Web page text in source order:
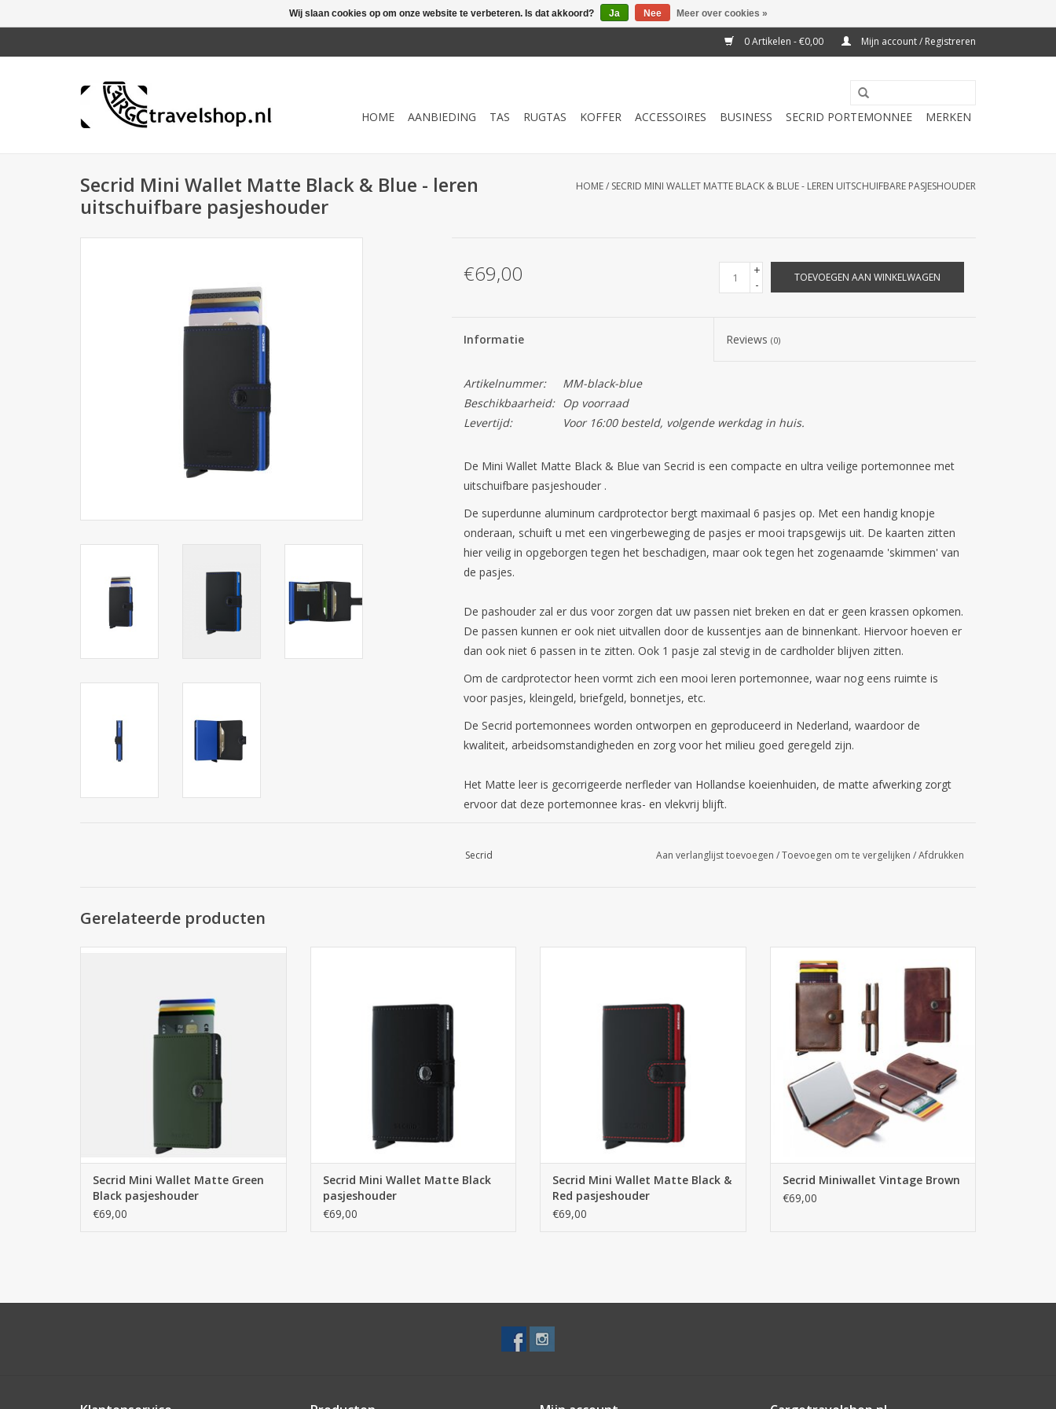
0 Artikelen - €0,00 Mijn account / Registreren
HOME AANBIEDING TAS RUGTAS KOFFER ACCESSOIRES BUSINESS SECRID PORTEMONNEE MERKEN
Secrid Mini Wallet Matte Black & Blue - leren
uitschuifbare pasjeshouder
HOME/ SECRID MINI WALLET MATTE BLACK & BLUE - LEREN UITSCHUIFBARE PASJESHOUDER
€69,00
+
-
TOEVOEGEN AAN WINKELWAGEN
Informatie Reviews(0)
Artikelnummer:
MM-black-blue
Beschikbaarheid:
Op voorraad
Levertijd:
Voor 16:00 besteld, volgende werkdag in huis.
De Mini Wallet Matte Black & Blue van Secrid is een compacte en ultra veilige portemonnee met
uitschuifbare pasjeshouder .
De superdunne aluminum cardprotector bergt maximaal 6 pasjes op. Met een handig knopje
onderaan, schuift u met een vingerbeweging de pasjes er mooi trapsgewijs uit. De kaarten zitten
hier veilig in opgeborgen tegen het beschadigen, maar ook tegen het zogenaamde 'skimmen' van
de pasjes.
De pashouder zal er dus voor zorgen dat uw passen niet breken en dat er geen krassen opkomen.
De passen kunnen er ook niet uitvallen door de kussentjes aan de binnenkant. Hiervoor hoeven er
dan ook niet 6 passen in te zitten. Ook 1 pasje zal stevig in de cardholder blijven zitten.
Om de cardprotector heen vormt zich een mooi leren portemonnee, waar nog eens ruimte is
voor pasjes, kleingeld, briefgeld, bonnetjes, etc.
De Secrid portemonnees worden ontworpen en geproduceerd in Nederland, waardoor de
kwaliteit, arbeidsomstandigheden en zorg voor het milieu goed geregeld zijn.
Het Matte leer is gecorrigeerde nerfleder van Hollandse koeienhuiden, de matte afwerking zorgt
ervoor dat deze portemonnee kras- en vlekvrij blijft.
Afmetingen: 10.2 x 6.5 x 2.1 cm
Secrid Aan verlanglijst toevoegen /Toevoegen om te vergelijken /Afdrukken
Gerelateerde producten
Matte Green Black. Winkel in Arnhem of
online bestellen met GRATIS same day
delivery
TOEVOEGEN AAN WINKELWAGEN
Secrid Mini Wallet Matte Green
Black pasjeshouder
€69,00
Matte Black Winkel in Arnhem of online
bestellen met GRATIS snelle levering
TOEVOEGEN AAN WINKELWAGEN
Secrid Mini Wallet Matte Black
pasjeshouder
€69,00
Matte Black & Red. Winkel in Arnhem of
online bestellen met GRATIS same day
TOEVOEGEN AAN WINKELWAGEN
Secrid Mini Wallet Matte Black &
Red pasjeshouder
€69,00
Compacte leren portemonnee met RFID-
bescherming en gepatenteerd
schuifsysteem. Nu bij Cargo Travelshop
Arnhem.
TOEVOEGEN AAN WINKELWAGEN
Secrid Miniwallet Vintage Brown
€69,00
Wij slaan cookies op om onze website te verbeteren. Is dat akkoord? Ja Nee Meer over cookies »